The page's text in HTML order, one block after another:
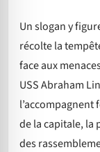
Un slogan y
récolte la
face aux
USS Abraham
de la capitale, la
des